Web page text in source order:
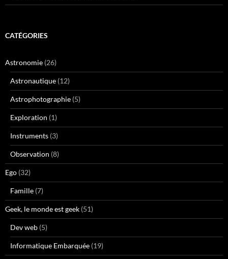
CATÉGORIES
Astronomie (26)
Astronautique (12)
Astrophotographie (5)
Exploration (1)
Instruments (3)
Observation (8)
Ego (32)
Famille (7)
Geek, le monde est geek (51)
Dev web (5)
Informatique Embarquée (19)